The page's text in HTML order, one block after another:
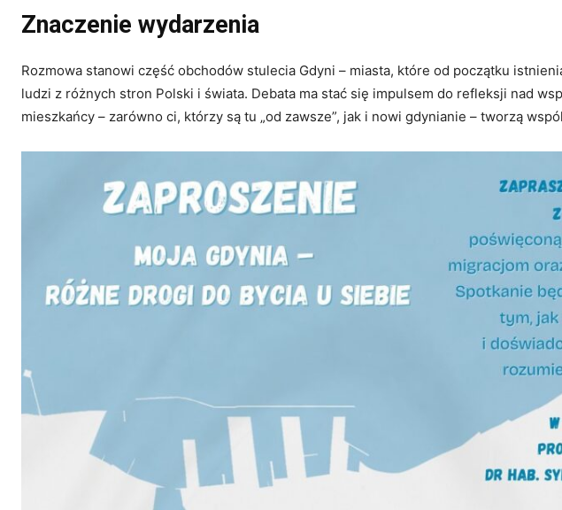
Znaczenie wydarzenia
Rozmowa stanowi część obchodów stulecia Gdyni – miasta, które od początku
ludzi z różnych stron Polski i świata. Debata ma stać się impulsem do refleksji nad
mieszkańcy – zarówno ci, którzy są tu „od zawsze”, jak i nowi gdynianie – tworzą